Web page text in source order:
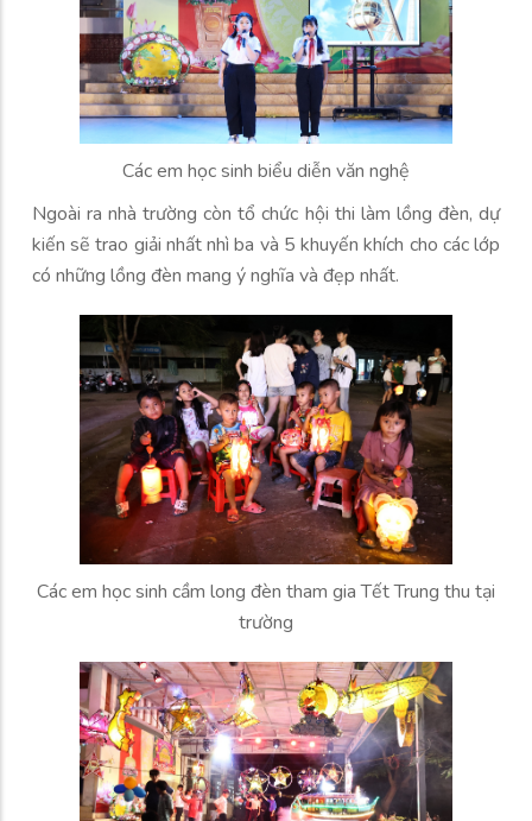
Các em học sinh biểu diễn văn nghệ
Ngoài ra nhà trường còn tổ chức hội thi làm lồng đèn, dự
kiến sẽ trao giải nhất nhì ba và 5 khuyến khích cho các lớp
có những lồng đèn mang ý nghĩa và đẹp nhất.
Các em học sinh cầm long đèn tham gia Tết Trung thu tại
trường